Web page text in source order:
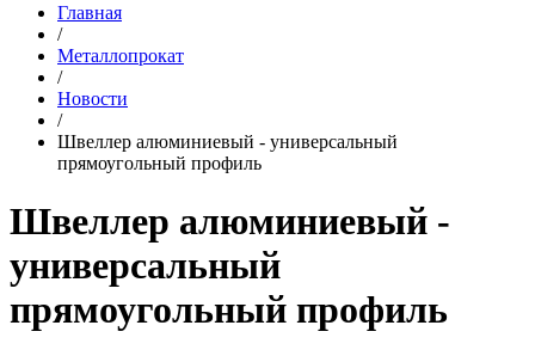
Главная
/
Металлопрокат
/
Новости
/
Швеллер алюминиевый - универсальный
прямоугольный профиль
Швеллер алюминиевый -
универсальный
прямоугольный профиль